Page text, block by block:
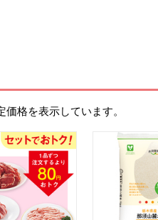
格を表示しています。